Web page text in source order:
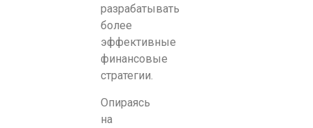
разрабатывать
более
эффективные
финансовые
стратегии.
Опираясь
на